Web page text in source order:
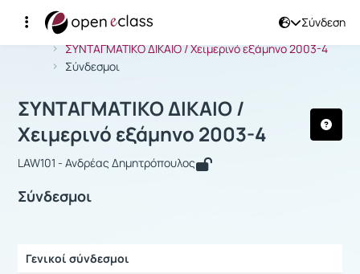
Σύνδεση
Αρχική Σελίδα
ΣΥΝΤΑΓΜΑΤΙΚΟ ΔΙΚΑΙΟ / Χειμερινό εξάμηνο 2003-4
Σύνδεσμοι
Μάθημα : ΣΥΝΤΑΓΜΑΤΙΚΟ ΔΙΚΑΙΟ /
ΣΥΝΤΑΓΜΑΤΙΚΟ ΔΙΚΑΙΟ /
Χειμερινό εξάμηνο 2003-4
LAW101 - Ανδρέας Δημητρόπουλος
Σύνδεσμοι
Γενικοί σύνδεσμοι